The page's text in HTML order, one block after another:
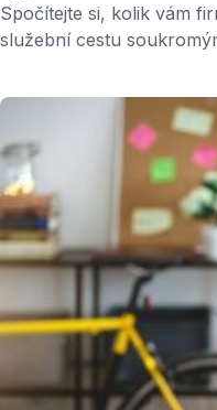
Spočítejte si, kolik vám
služební cestu
Spotřeba vozu se
uvedených v
opotřebení vozidla je
výpočtu cestovních